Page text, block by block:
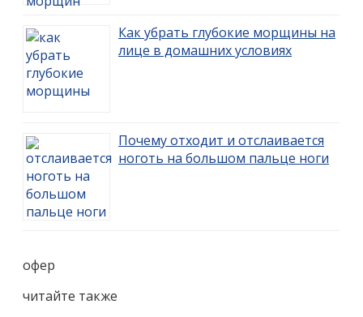
Как убрать глубокие морщины на
лице в домашних условиях
Почему отходит и отслаивается
ноготь на большом пальце ноги
офер
читайте также